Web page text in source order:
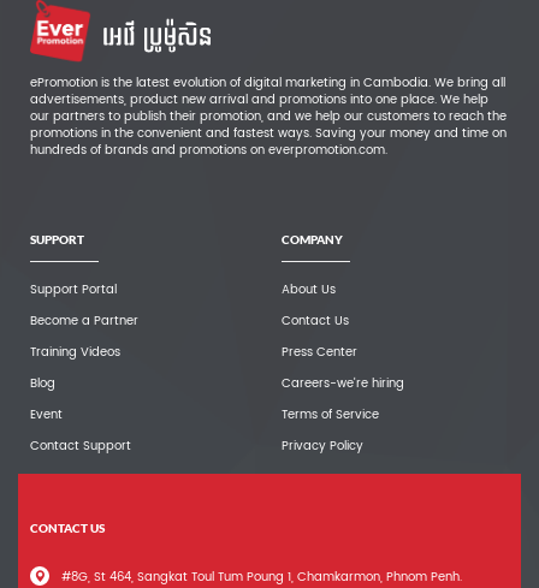
ePromotion is the latest evolution of digital marketing in Cambodia. We bring all
advertisements, product new arrival and promotions into one place. We help
our partners to publish their promotion, and we help our customers to reach the
promotions in the convenient and fastest ways. Saving your money and time on
hundreds of brands and promotions on everpromotion.com.
SUPPORT
Support Portal
Become a Partner
Training Videos
Blog
Event
Contact Support
COMPANY
About Us
Contact Us
Press Center
Careers-we're hiring
Terms of Service
Privacy Policy
CONTACT US
#8G, St 464, Sangkat Toul Tum Poung 1, Chamkarmon, Phnom Penh.